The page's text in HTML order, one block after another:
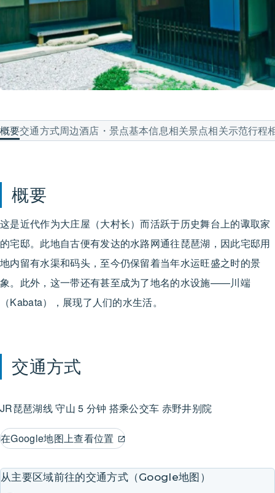
概要交通方式周边酒店・景点基本信息相关景点相关示范行程
概要
这是近代作为大庄屋（大村长）而活跃于历史舞台上的诹取家
的宅邸。此地自古便有发达的水路网通往琵琶湖，因此宅邸用
地内留有水渠和码头，至今仍保留着当年水运旺盛之时的景
象。此外，这一带还有甚至成为了地名的水设施——川端
（Kabata），展现了人们的水生活。
交通方式
JR琵琶湖线守山 5 分钟 搭乘公交车 赤野井别院
在Google地图上查看位置
从主要区域前往的交通方式（Google地图）